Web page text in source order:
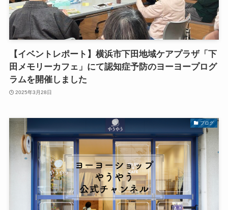
【イベントレポート】横浜市下田地域ケアプラザ「下
田メモリーカフェ」にて認知症予防のヨーヨープログ
ラムを開催しました
2025年3月28日
ブログ